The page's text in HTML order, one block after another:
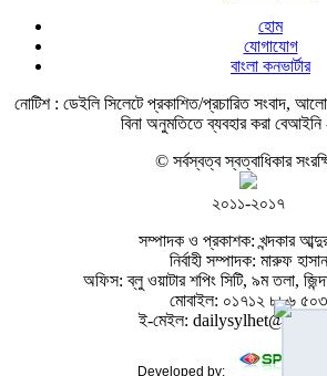
হোম
যোগাযোগ
বাংলা কনভার্টার
নোটিশ : ডেইলি সিলেটে প্রকাশিত/প্রচারিত সংবাদ,
বিনা অনুমতিতে ব্যবহার করা
© সর্বস্বত্ব স্বত্বাধিকার
২০১১-২০১৭
সম্পাদক ও প্রকাশক: খন্দকার
নির্বাহী সম্পাদক: মারুফ হাসান
অফিস: ব্লু ওয়াটার শপিং সিটি, ৯ম তলা,
মোবাইল: ০১৭১২ ৮৮৬ ৫০৩
ই-মেইল:
Developed by: